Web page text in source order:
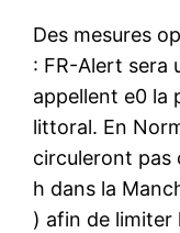
Des mesures
: FR-Alert sera
appellent e0 la
littoral. En
circuleront pas
h dans la
) afin de limiter